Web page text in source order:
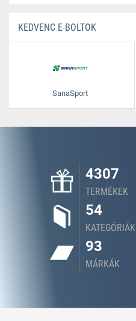
KEDVENC E-BOLTOK
SanaSport
4307
TERMÉKEK
54
KATEGÓRIÁK
93
MÁRKÁK